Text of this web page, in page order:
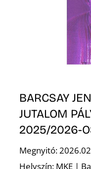
BARCSAY
JUTALOM
2025/2026-
Megnyitó:
Helyszín: MKE |